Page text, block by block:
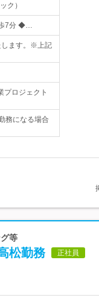
ク）
歩7分 ◆…
します。※上記
ロジェクト
務になる場合
等
松勤務 正社員